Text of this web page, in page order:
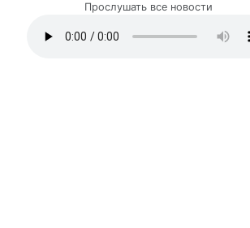
Прослушать все новости